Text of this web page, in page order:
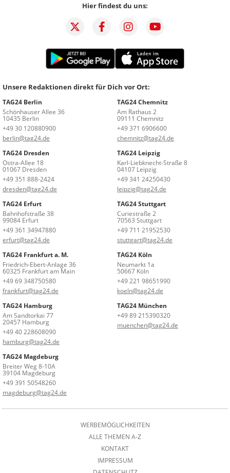
Hier findest du uns:
Unsere Redaktionen direkt für Dich vor Ort:
TAG24 Berlin
Schönhauser Allee 36
10435 Berlin
+49 30 120880900
berlin@tag24.de
TAG24 Chemnitz
Am Rathaus 2
09111 Chemnitz
+49 371 6906600
chemnitz@tag24.de
TAG24 Dresden
Ostra-Allee 18
01067 Dresden
+49 351 888-2424
dresden@tag24.de
TAG24 Leipzig
Karl-Liebknecht-Straße 8
04107 Leipzig
+49 341 24250430
leipzig@tag24.de
TAG24 Erfurt
Bahnhofstraße 38
99084 Erfurt
+49 361 34947880
erfurt@tag24.de
TAG24 Stuttgart
Curiestraße 2
70563 Stuttgart
+49 711 21952530
stuttgart@tag24.de
TAG24 Frankfurt a. M.
Friedrich-Ebert-Anlage 36
60325 Frankfurt am Main
+49 69 348750580
frankfurt@tag24.de
TAG24 Köln
Neumarkt 1a
50667 Köln
+49 221 98651990
koeln@tag24.de
TAG24 Hamburg
Am Sandtorkai 77
20457 Hamburg
+49 40 228608090
hamburg@tag24.de
TAG24 München
+49 89 215390320
muenchen@tag24.de
TAG24 Magdeburg
Breiter Weg 8-10A
39104 Magdeburg
+49 391 50548260
magdeburg@tag24.de
WERBEMÖGLICHKEITEN
ALLE THEMEN A-Z
KONTAKT
IMPRESSUM